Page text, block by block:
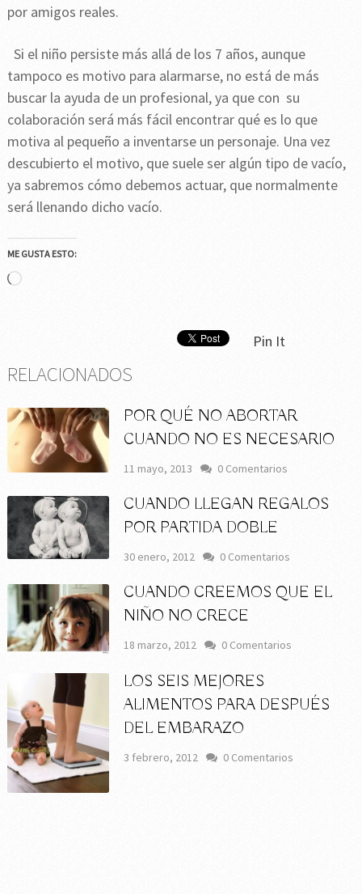
por amigos reales.
Si el niño persiste más allá de los 7 años, aunque
tampoco es motivo para alarmarse, no está de más
buscar la ayuda de un profesional, ya que con su
colaboración será más fácil encontrar qué es lo que
motiva al pequeño a inventarse un personaje. Una vez
descubierto el motivo, que suele ser algún tipo de vacío,
ya sabremos cómo debemos actuar, que normalmente
será llenando dicho vacío.
ME GUSTA ESTO:
Cargando...
Pin It
RELACIONADOS
POR QUÉ NO ABORTAR
CUANDO NO ES NECESARIO
11 mayo, 2013 0 Comentarios
CUANDO LLEGAN REGALOS
POR PARTIDA DOBLE
30 enero, 2012 0 Comentarios
CUANDO CREEMOS QUE EL
NIÑO NO CRECE
18 marzo, 2012 0 Comentarios
LOS SEIS MEJORES
ALIMENTOS PARA DESPUÉS
DEL EMBARAZO
3 febrero, 2012 0 Comentarios